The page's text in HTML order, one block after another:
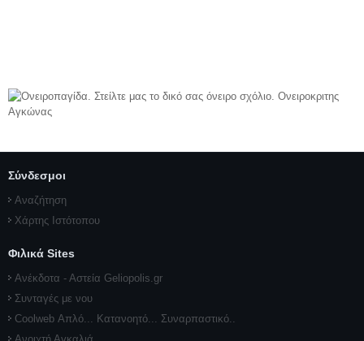
Σύνδεσμοι
Αναζήτηση
Χάρτης Ιστότοπου
Φιλικά Sites
Ανέκδοτα - Αστεία Geliopolis.gr
Συνταγές με νου
Coolweb Απλό... Κατανοητό... Συναρπαστικό..